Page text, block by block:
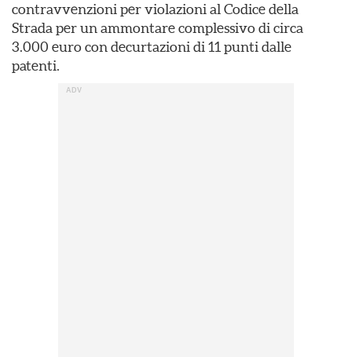
contravvenzioni per violazioni al Codice della
Strada per un ammontare complessivo di circa
3.000 euro con decurtazioni di 11 punti dalle
patenti.